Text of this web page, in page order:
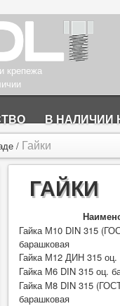
крепежа
В НАЛИЧИИ
/ Гайки
ГАЙКИ
Гайка М10 DIN 315
барашковая
Гайка М12 ДИН 315 оц.
Гайка М6 DIN 315 оц.
Гайка М8 DIN 315
барашковая